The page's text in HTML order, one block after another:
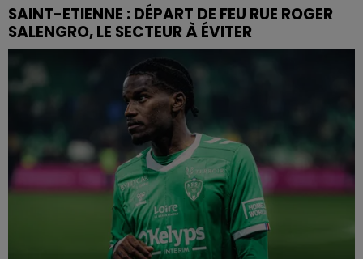
SAINT-ETIENNE : DÉPART DE FEU RUE ROGER
SALENGRO, LE SECTEUR À ÉVITER